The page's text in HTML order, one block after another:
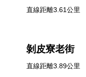
直線距離3.61公里
剝皮寮老街
直線距離3.89公里